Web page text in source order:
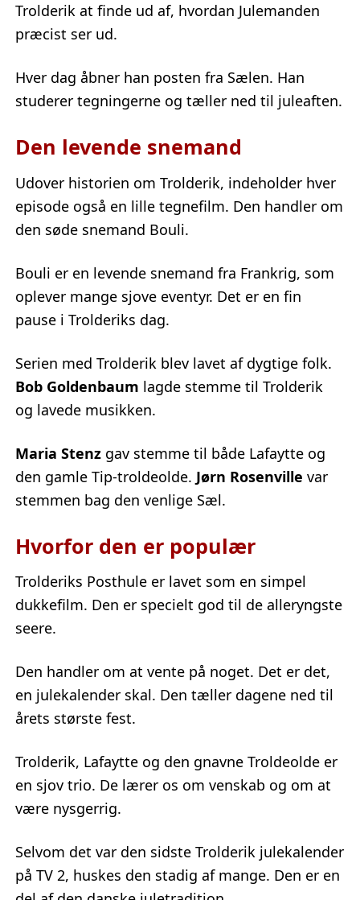
Trolderik at finde ud af, hvordan Julemanden
præcist ser ud.
Hver dag åbner han posten fra Sælen. Han
studerer tegningerne og tæller ned til juleaften.
Den levende snemand
Udover historien om Trolderik, indeholder hver
episode også en lille tegnefilm. Den handler om
den søde snemand Bouli.
Bouli er en levende snemand fra Frankrig, som
oplever mange sjove eventyr. Det er en fin
pause i Trolderiks dag.
Serien med Trolderik blev lavet af dygtige folk.
Bob Goldenbaum lagde stemme til Trolderik
og lavede musikken.
Maria Stenz gav stemme til både Lafaytte og
den gamle Tip-troldeolde. Jørn Rosenville var
stemmen bag den venlige Sæl.
Hvorfor den er populær
Trolderiks Posthule er lavet som en simpel
dukkefilm. Den er specielt god til de alleryngste
seere.
Den handler om at vente på noget. Det er det,
en julekalender skal. Den tæller dagene ned til
årets største fest.
Trolderik, Lafaytte og den gnavne Troldeolde er
en sjov trio. De lærer os om venskab og om at
være nysgerrig.
Selvom det var den sidste Trolderik julekalender
på TV 2, huskes den stadig af mange. Den er en